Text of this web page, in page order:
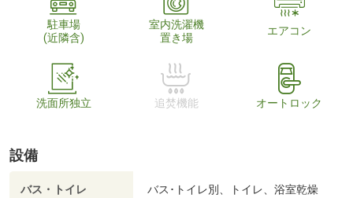
駐車場
(近隣含)
室内洗濯機
置き場
エアコン
洗面所独立 追焚機能 オートロック
設備
バス・トイレ
バス･トイレ別、トイレ、浴室乾燥